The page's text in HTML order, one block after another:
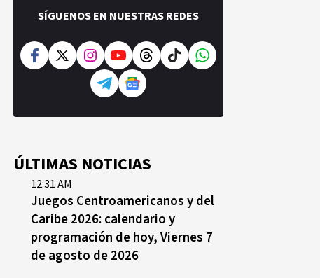
SÍGUENOS EN NUESTRAS REDES
ÚLTIMAS NOTICIAS
12:31 AM
Juegos Centroamericanos y del
Caribe 2026: calendario y
programación de hoy, Viernes 7
de agosto de 2026